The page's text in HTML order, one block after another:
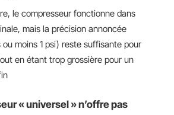
le compresseur fonctionne dans
mais la précision annoncée
moins 1 psi) reste suffisante pour
en étant trop grossière pour un
« universel » n’offre pas